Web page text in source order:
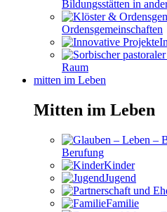
Bildungsstätten in
Ordensgemeinschaften
Raum
mitten im Leben
Mitten im Leben
Berufung
Kinder
Jugend
Familie